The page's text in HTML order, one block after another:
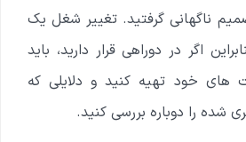
ناگهانی گرفتید. تغییر شغل یک
اگر در دوراهی قرار دارید، باید
های خود تهیه کنید و دلایلی که
را دوباره بررسی کنید.